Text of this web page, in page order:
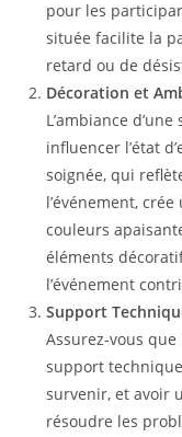
pour les
située facilite la
retard ou de
Décoration et
L’ambiance
influencer l’état
soignée, qui
l’événement,
couleurs
éléments
l’événement
Support
Assurez-vous
support
survenir, et avoir
résoudre les